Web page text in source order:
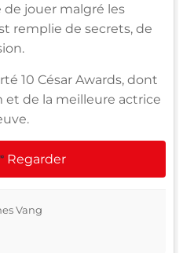
jouer malgré les
remplie de secrets, de
10 César Awards, dont
de la meilleure actrice
Regarder
Vang